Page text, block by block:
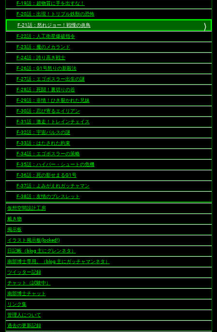
F-19話：超物質に手を出すな！
F-20話：出現！トリプル鉄獣の恐怖
F-21話：怒れジョー！戦慄の炎鳥
F-22話：人工衛星爆破指令
F-23話：魔のメカランド
F-24話：誇り高き戦士
F-26話：G1号怒りの新殺法
F-27話：エゴボスラー出生の謎
F-28話：死闘！裏切りの谷
F-29話：非情！ひき裂かれた兄妹
F-30話：忍び寄るエイリアン
F-31話：激走！トレインチェイス
F-32話：宇宙パルスの謎
F-33話：はたされた約束
F-34話：エゴボスラーの策略
F-35話：ハイパー・シュートの危機
F-36話：死の影せまるG1号
F-37話：よみがえれガッチャマン
F-38話：友情のブレスレット
仮想空間設計工房
戴き物
掲示板
イラスト掲示板(locked!)
日記帳（blog 主にグレンネタ）
南部博士専用。（blog 主にガッチャマンネタ）
ツイッター記録
チャット（試験中）
南部博士チャット
リンク集
管理人について
過去の更新記録